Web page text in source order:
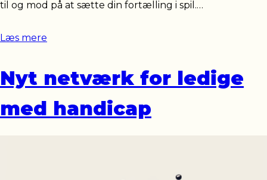
til og mod på at sætte din fortælling i spil.…
Læs mere
Nyt netværk for ledige
med handicap